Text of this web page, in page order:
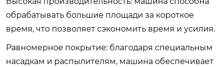
обрабатывать большие площади за короткое
время, что позволяет сэкономить время и усилия.
Равномерное покрытие: благодаря специальным
насадкам и распылителям, машина обеспечивает